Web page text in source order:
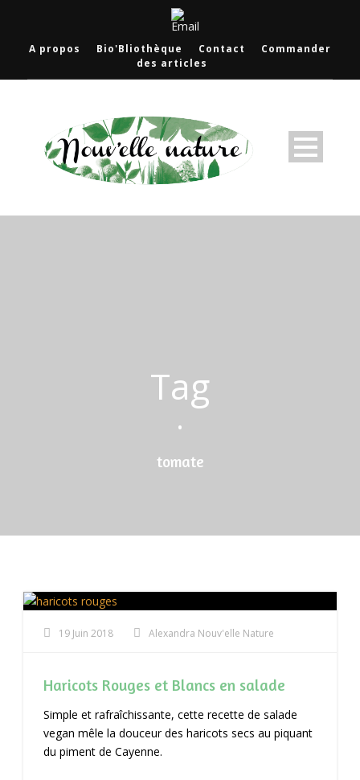
A propos Bio'Bliothèque Contact
Commander
des articles
Tag
•
tomate
19 Juin 2018 Alexandra Nouv'elle Nature
Haricots Rouges et Blancs en salade
Simple et rafraîchissante, cette recette de salade
vegan mêle la douceur des haricots secs au piquant
du piment de Cayenne.